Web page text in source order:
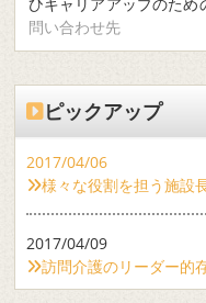
問い合わせ先
ピックアップ
2017/04/06
様々な役割を担う施設
2017/04/09
訪問介護のリーダー的